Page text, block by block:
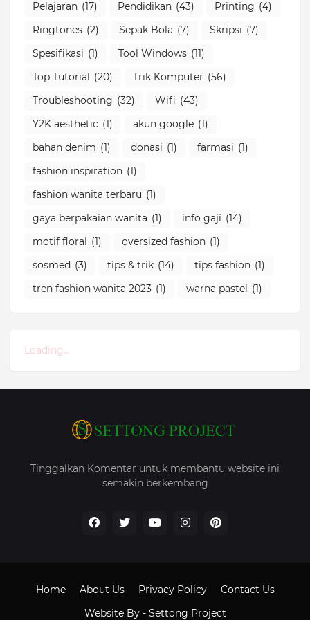
Pelajaran (17) Pendidikan (43) Printing (4)
Ringtones (2) Sepak Bola (7) Skripsi (7)
Spesifikasi (1) Tool Windows (11)
Top Tutorial
(20) Trik Komputer (56)
Troubleshooting (32) Wifi (43)
Y2K aesthetic (1) akun google (1)
bahan denim (1) donasi (1) farmasi (1)
fashion inspiration (1)
fashion wanita terbaru (1)
gaya berpakaian wanita (1) info gaji (14)
motif floral
(1) oversized fashion (1)
sosmed (3) tips & trik (14) tips fashion (1)
tren fashion wanita 2023 (1) warna pastel (1)
Loading...
Tinggalkan Komentar untuk membantu website ini
semakin berkembang
Website By - Settong Project
Home About Us Privacy Policy Contact Us